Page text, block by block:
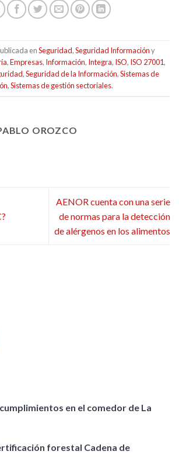
enSeguridad,Seguridad Informacióny
,Empresas, Información, Integra, ISO, ISO 27001,
,Seguridad de la Información,Sistemas de
,Sistemas de gestión sectoriales.
OROZCO
AENOR cuenta con una serie
de normas para la detección
de alérgenos en los alimentos
en el comedor de La
forestal Cadena de